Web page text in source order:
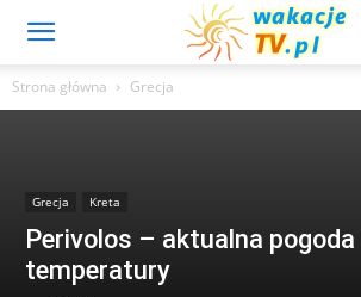
Strona główna Grecja
Grecja Kreta
Perivolos – aktualna pogoda
temperatury